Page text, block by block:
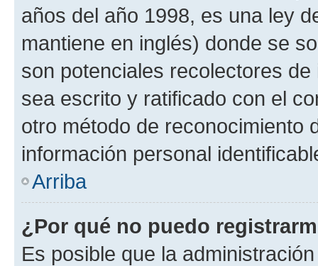
años del año 1998, es una ley
mantiene en inglés) donde se
son potenciales recolectores
sea escrito y ratificado con el
otro método de reconocimiento
información personal
Arriba
¿Por qué no puedo
Es posible que la